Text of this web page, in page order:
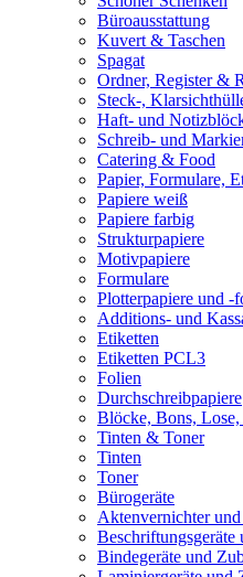
Büroausstattung
Kuvert & Taschen
Spagat
Ordner, Register &
Steck-,
Haft- und
Schreib- und
Catering & Food
Papier, Formulare,
Papiere weiß
Papiere farbig
Strukturpapiere
Motivpapiere
Formulare
Plotterpapiere und -
Additions- und
Etiketten
Etiketten PCL3
Folien
Durchschreibpapiere
Blöcke, Bons,
Tinten & Toner
Tinten
Toner
Bürogeräte
Aktenvernichter
Beschriftungsgeräte
Bindegeräte und